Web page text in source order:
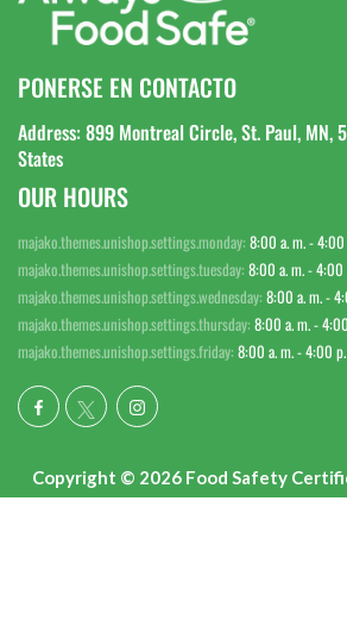
PONERSE EN CONTACTO
Address: 899 Montreal Circle, St. Paul, MN,
States
OUR HOURS
majako.themes.unishop.settings.monday: 8:00 a. m. - 4:00
majako.themes.unishop.settings.tuesday: 8:00 a. m. - 4:00
majako.themes.unishop.settings.wednesday: 8:00 a. m. -
majako.themes.unishop.settings.thursday: 8:00 a. m. -
majako.themes.unishop.settings.friday: 8:00 a. m. - 4:00
Copyright © 2026 Food Safety